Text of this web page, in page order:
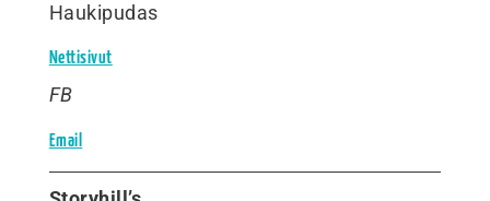
Haukipudas
Nettisivut
FB
Email